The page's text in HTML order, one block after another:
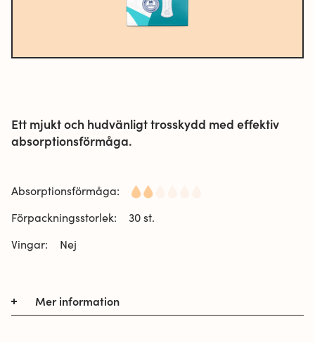
Ett mjukt och hudvänligt trosskydd med effektiv
absorptionsförmåga.
Absorptionsförmåga:
Förpackningsstorlek:
30 st.
Vingar:
Nej
Mer information